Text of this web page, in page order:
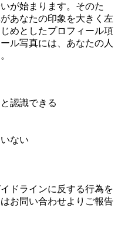
が始まります。そのた
あなたの印象を大きく左
めとしたプロフィール項
ル写真には、あなたの人
認識できる
ない
ドラインに反する行為を
お問い合わせよりご報告